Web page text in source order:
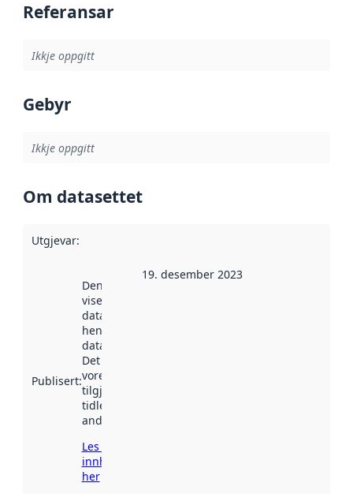
Referansar
Ikkje oppgitt
Gebyr
Ikkje oppgitt
Om datasettet
Utgjevar:
Publisert:
Denne datoen
viser når
datasettet vart
henta inn av
data.norge.no.
Det kan ha
vore
tilgjengeleg
tidlegare
andre stader.
Les meir om
innhenting
her
19. desember 2023